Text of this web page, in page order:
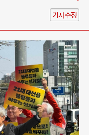
기사수정